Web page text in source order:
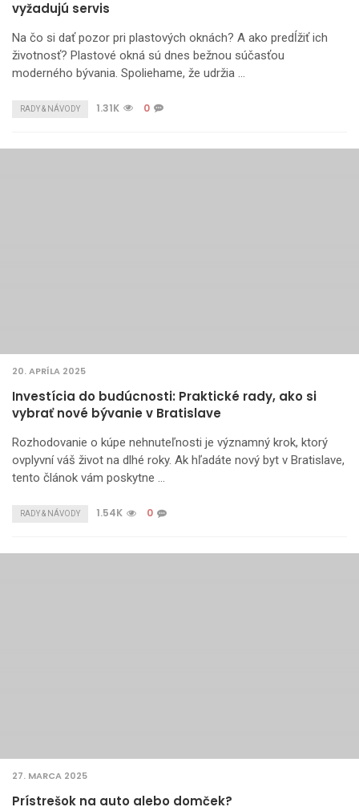
vyžadujú servis
Na čo si dať pozor pri plastových oknách? A ako predĺžiť ich
životnosť? Plastové okná sú dnes bežnou súčasťou
moderného bývania. Spoliehame, že udržia …
RADY & NÁVODY 1.31K 0
20. APRÍLA 2025
Investícia do budúcnosti: Praktické rady, ako si
vybrať nové bývanie v Bratislave
Rozhodovanie o kúpe nehnuteľnosti je významný krok, ktorý
ovplyvní váš život na dlhé roky. Ak hľadáte nový byt v Bratislave,
tento článok vám poskytne …
RADY & NÁVODY 1.54K 0
27. MARCA 2025
Prístrešok na auto alebo domček?